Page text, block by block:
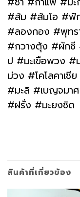
#ส้ม #ส้มโอ #
#ลองกอง #พุทร
#กวางตุ้ง #ผักชี
ป #มะเขือพวง #ม
ม่วง #โคโลคาเซี
#มะลิ #เบญจมา
#ฝรั่ง #มะยงชิด
สินค้าที่เกี่ยวข้อง